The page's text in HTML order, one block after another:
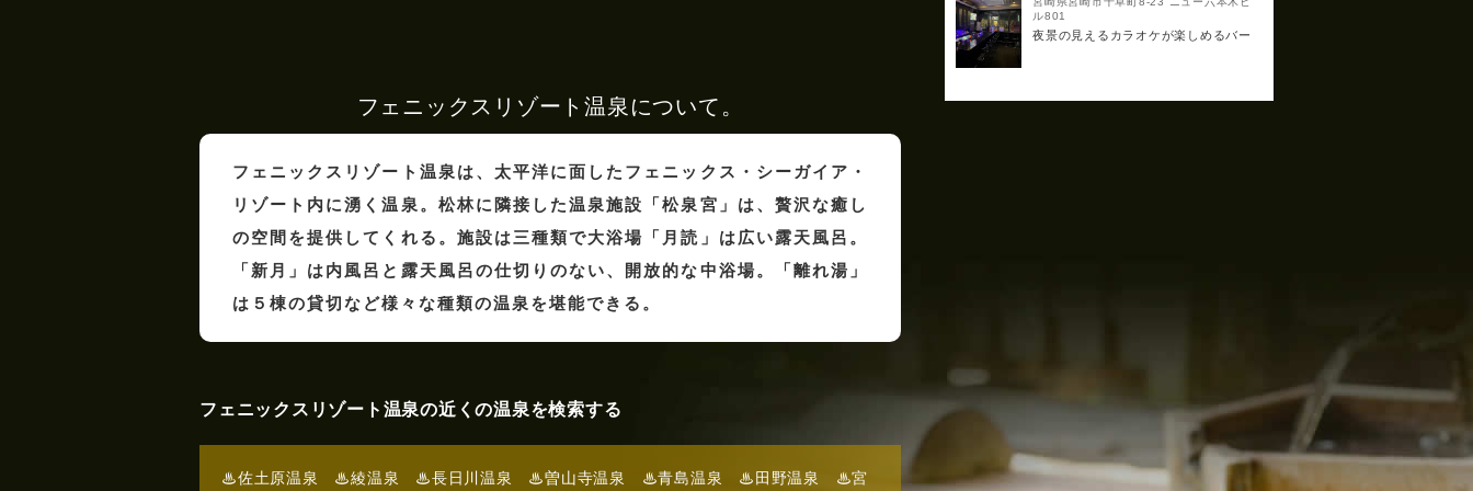
フェニックスリゾート温泉について。
フェニックスリゾート温泉は、太平洋に面したフェニックス・シーガイア・
リゾート内に湧く温泉。松林に隣接した温泉施設「松泉宮」は、贅沢な癒し
の空間を提供してくれる。施設は三種類で大浴場「月読」は広い露天風呂。
「新月」は内風呂と露天風呂の仕切りのない、開放的な中浴場。「離れ湯」
は５棟の貸切など様々な種類の温泉を堪能できる。
フェニックスリゾート温泉の近くの温泉を検索する
♨佐土原温泉 ♨綾温泉 ♨長日川温泉 ♨曽山寺温泉 ♨青島温泉 ♨田野温泉 ♨宮
ル801
夜景の見えるカラオケが楽しめるバー